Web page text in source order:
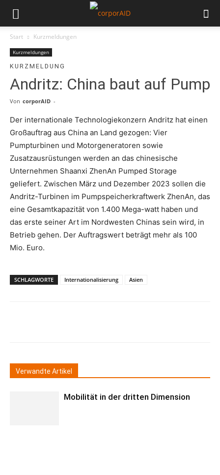
Start Kurzmeldungen
Kurzmeldungen
KURZMELDUNG
Andritz: China baut auf Pump
Von corporAID -
Der internationale Technologiekonzern Andritz hat einen
Großauftrag aus China an Land gezogen: Vier
Pumpturbinen und Motorgeneratoren sowie
Zusatzausrüstungen werden an das chinesische
Unternehmen Shaanxi ZhenAn Pumped Storage
geliefert. Zwischen März und Dezember 2023 sollen die
Andritz-Turbinen im Pumpspeicherkraftwerk ZhenAn, das
eine Gesamtkapazität von 1.400 Mega-watt haben und
das erste seiner Art im Nordwesten Chinas sein wird, in
Betrieb gehen. Der Auftragswert beträgt mehr als 100
Mio. Euro.
SCHLAGWORTE Internationalisierung Asien
Verwandte Artikel
Mobilität in der dritten Dimension